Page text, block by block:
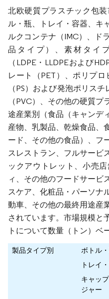
北欧硬質プラスチック包
ル・瓶、トレイ・容器、キ
ルクコンテナ（IMC）、ド
品タイプ）、素材タイ
（LDPE・LLDPEおよび
レート（PET）、ポリプ
（PS）および発泡ポリス
（PVC）、その他の硬質
途産業別（食品（キャンデ
産物、乳製品、乾燥食品、
ード、その他の食品）、フ
スレストラン、フルサービ
ックアウトレット、小売
ィ、その他のフードサービ
スケア、化粧品・パーソナ
動車、その他の最終用途産
されています。市場規模と
トについて数量（トン）ベ
製品タイプ別
ボトル
トレイ
キャッ
ジャー